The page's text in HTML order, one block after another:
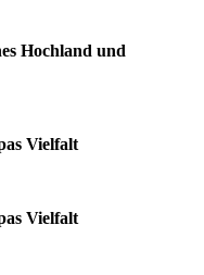
Hochland und
Vielfalt
Vielfalt